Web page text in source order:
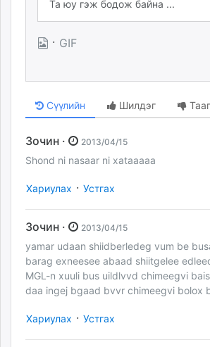
· GIF
Сүүлийн Шилдэг
Зочин · 2013/04/15
Shond ni nasaar ni xataaaaa
Хариулах · Устгах
Зочин · 2013/04/15
yamar udaan shiidberledeg vum be
barag exneesee abaad shiitgelee
MGL-n xuuli bus uildlvvd chimeegvi
daa ingej bgaad bvvr chimeegvi bolox
Хариулах · Устгах